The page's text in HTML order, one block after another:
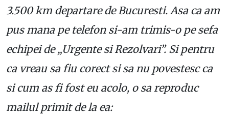
3.500 km departare de Bucuresti. Asa ca am
pus mana pe telefon si-am trimis-o pe sefa
echipei de „Urgente si Rezolvari”. Si pentru
ca vreau sa fiu corect si sa nu povestesc ca
si cum as fi fost eu acolo, o sa reproduc
mailul primit de la ea: